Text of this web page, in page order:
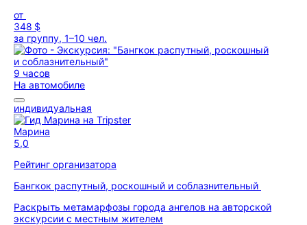
от
348 $
за группу, 1–10 чел.
9 часов
На автомобиле
индивидуальная
Марина
5,0
Рейтинг организатора
Бангкок распутный, роскошный и соблазнительный
Раскрыть метамарфозы города ангелов на авторской
экскурсии с местным жителем